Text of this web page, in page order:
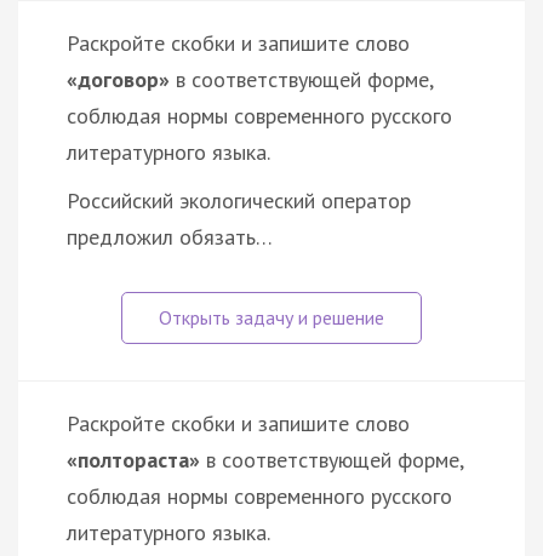
Раскройте скобки и запишите слово
«договор» в соответствующей форме,
соблюдая нормы современного русского
литературного языка.
Российский экологический оператор
предложил обязать…
Раскройте скобки и запишите слово
«полтораста» в соответствующей форме,
соблюдая нормы современного русского
литературного языка.